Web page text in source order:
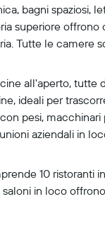
bagni spaziosi,
superiore offrono
Tutte le camere
all'aperto, tutte
ideali per
pesi, macchinari
aziendali in
10 ristoranti
in loco